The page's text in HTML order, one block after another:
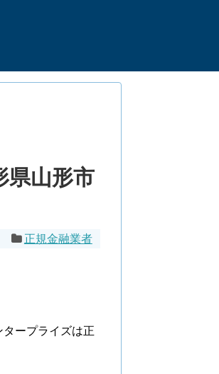
県山形市
正規金融業者
ープライズは正